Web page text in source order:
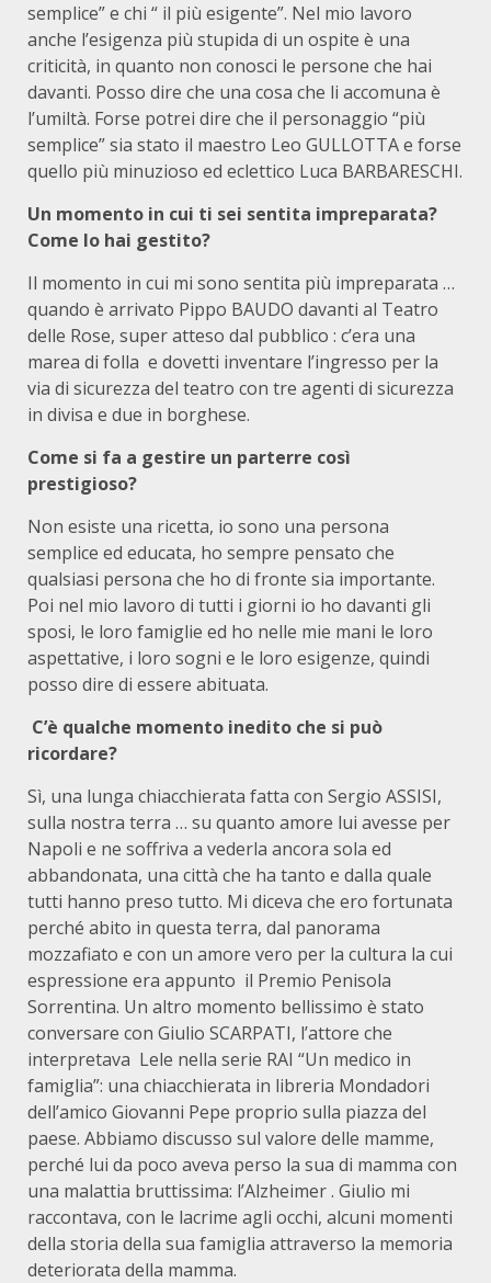
semplice” e chi “ il più esigente”. Nel mio lavoro
anche l’esigenza più stupida di un ospite è una
criticità, in quanto non conosci le persone che hai
davanti. Posso dire che una cosa che li accomuna è
l’umiltà. Forse potrei dire che il personaggio “più
semplice” sia stato il maestro Leo GULLOTTA e forse
quello più minuzioso ed eclettico Luca BARBARESCHI.
Un momento in cui ti sei sentita impreparata?
Come lo hai gestito?
Il momento in cui mi sono sentita più impreparata …
quando è arrivato Pippo BAUDO davanti al Teatro
delle Rose, super atteso dal pubblico : c’era una
marea di folla e dovetti inventare l’ingresso per la
via di sicurezza del teatro con tre agenti di sicurezza
in divisa e due in borghese.
Come si fa a gestire un parterre così
prestigioso?
Non esiste una ricetta, io sono una persona
semplice ed educata, ho sempre pensato che
qualsiasi persona che ho di fronte sia importante.
Poi nel mio lavoro di tutti i giorni io ho davanti gli
sposi, le loro famiglie ed ho nelle mie mani le loro
aspettative, i loro sogni e le loro esigenze, quindi
posso dire di essere abituata.
C’è qualche momento inedito che si può
ricordare?
Sì, una lunga chiacchierata fatta con Sergio ASSISI,
sulla nostra terra … su quanto amore lui avesse per
Napoli e ne soffriva a vederla ancora sola ed
abbandonata, una città che ha tanto e dalla quale
tutti hanno preso tutto. Mi diceva che ero fortunata
perché abito in questa terra, dal panorama
mozzafiato e con un amore vero per la cultura la cui
espressione era appunto il Premio Penisola
Sorrentina. Un altro momento bellissimo è stato
conversare con Giulio SCARPATI, l’attore che
interpretava Lele nella serie RAI “Un medico in
famiglia”: una chiacchierata in libreria Mondadori
dell’amico Giovanni Pepe proprio sulla piazza del
paese. Abbiamo discusso sul valore delle mamme,
perché lui da poco aveva perso la sua di mamma con
una malattia bruttissima: l’Alzheimer . Giulio mi
raccontava, con le lacrime agli occhi, alcuni momenti
della storia della sua famiglia attraverso la memoria
deteriorata della mamma.